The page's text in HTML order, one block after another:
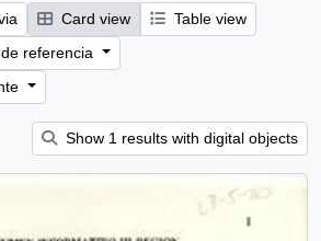
Card view
Table view
referencia
Show 1 results with digital objects